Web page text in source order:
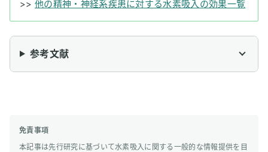
>> 他の精神・神経系疾患に対する水素吸入の効果一覧
参考文献
免責事項
本記事は先行研究に基づいて水素吸入に関する一般的な情報提供を目